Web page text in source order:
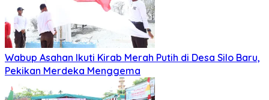
Wabup Asahan Ikuti Kirab Merah Putih di Desa Silo Baru,
Pekikan Merdeka Menggema